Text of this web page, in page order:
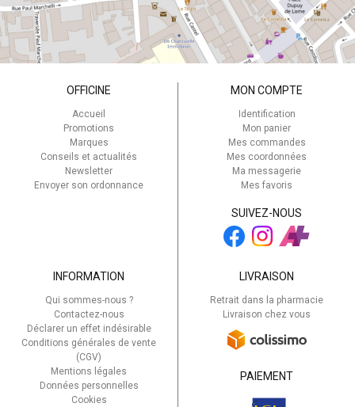
OFFICINE
Accueil
Promotions
Marques
Conseils et actualités
Newsletter
Envoyer son ordonnance
MON COMPTE
Identification
Mon panier
Mes commandes
Mes coordonnées
Ma messagerie
Mes favoris
SUIVEZ-NOUS
INFORMATION
Qui sommes-nous ?
Contactez-nous
Déclarer un effet indésirable
Conditions générales de vente
(CGV)
Mentions légales
Données personnelles
Cookies
LIVRAISON
Retrait dans la pharmacie
Livraison chez vous
PAIEMENT